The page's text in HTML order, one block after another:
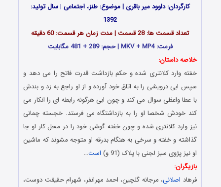
کارگردان: داوود میر باقری | موضوع: طنز، اجتماعی |سال تولید:
1392
تعداد قسمت ها: 28 قسمت | مدت زمان هر قسمت: 60 دقیقه
فرمت: MKV + MP4 | حجم: 289 + 481 مگابایت
خلاصه داستان:
خفته وارد کلانتری شده و حکم بازداشت قدرت فاتح را می دهد و
سپس ابی درویشی را به اتاق خود آورده و از او راجع به زد و بندش
با عطا واعظی سوال می کند و چون ابی هرگونه رابطه ای را انکار می
کند خودش شخصا او را به بازداشتگاه می فرستد. خجسته چمانی
نیز وارد کلانتری شده و چون خفته گوشی خود را در محل کار او جا
گذاشته و خفته و سرخی به هنگام بدرقه او متوجه مشوند که ماشین
او نیز پژوی سبز لجنی با پلاک (91 و)
است…
بازیگران:
فرهاد اصلانی، مرجانه گلچین، احمد مهرانفر، شهرام حقیقت دوست،